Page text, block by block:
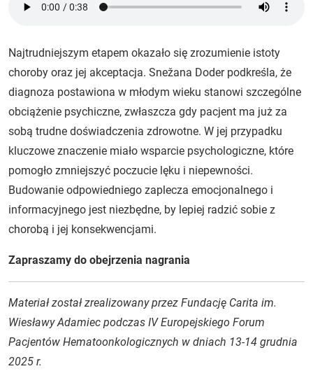
Najtrudniejszym etapem okazało się zrozumienie istoty
choroby oraz jej akceptacja. Snežana Doder podkreśla, że
diagnoza postawiona w młodym wieku stanowi szczególne
obciążenie psychiczne, zwłaszcza gdy pacjent ma już za
sobą trudne doświadczenia zdrowotne. W jej przypadku
kluczowe znaczenie miało wsparcie psychologiczne, które
pomogło zmniejszyć poczucie lęku i niepewności.
Budowanie odpowiedniego zaplecza emocjonalnego i
informacyjnego jest niezbędne, by lepiej radzić sobie z
chorobą i jej konsekwencjami.
Zapraszamy do obejrzenia nagrania
Materiał został zrealizowany przez Fundację Carita im.
Wiesławy Adamiec podczas IV Europejskiego Forum
Pacjentów Hematoonkologicznych w dniach 13-14 grudnia
2025 r.